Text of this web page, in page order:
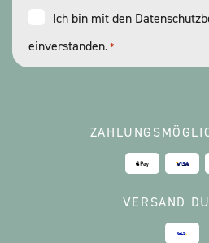
Consent
*
Ich bin mit den
einverstanden.*
VERSAND